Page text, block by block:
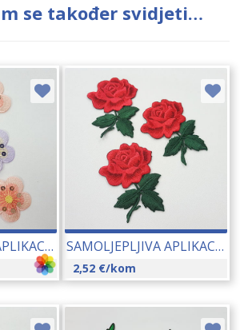
se također svidjeti…
SAMOLJEPLJIVA APLIKACIJA CVIJET 5×5 CM 17191 SAMOLJEPLJIVA APLIKACIJA RUŽA 8×5 CM 17185
2,52 €/kom